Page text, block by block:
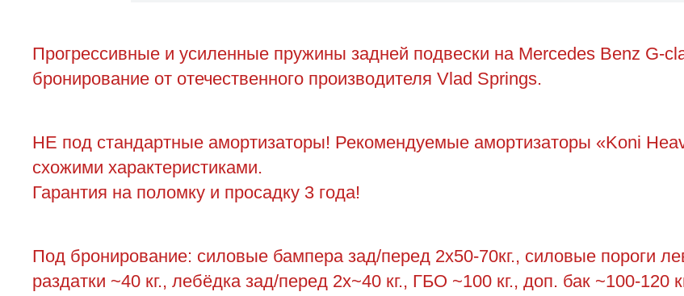
Прогрессивные и усиленные пружины задней подвески на Mercedes Benz G-
бронирование от отечественного производителя Vlad Springs.
НЕ под стандартные амортизаторы! Рекомендуемые амортизаторы «Koni
схожими характеристиками.
Гарантия на поломку и просадку 3 года!
Под бронирование: силовые бампера зад/перед 2х50-70кг., силовые пороги
раздатки ~40 кг., лебёдка зад/перед 2х~40 кг., ГБО ~100 кг., доп. бак ~100-120